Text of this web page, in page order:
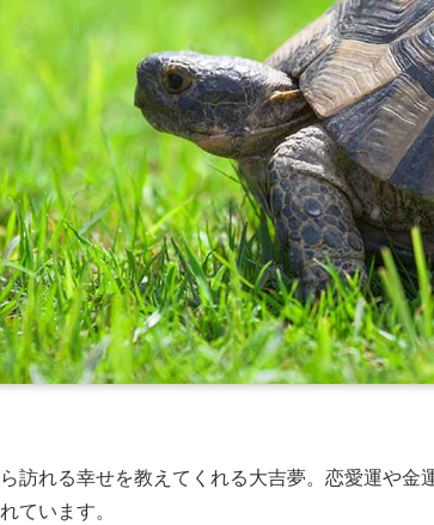
訪れる幸せを教えてくれる大吉夢。恋愛運や金
ています。